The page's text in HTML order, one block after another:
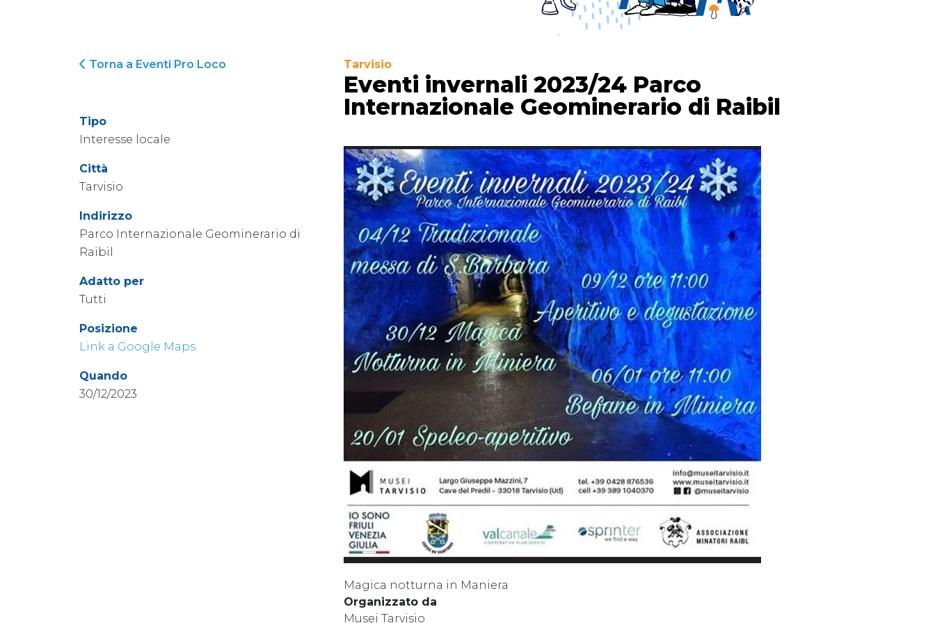
Torna a Eventi Pro Loco
Tipo
Interesse locale
Città
Tarvisio
Indirizzo
Parco Internazionale Geominerario di
Raibil
Adatto per
Tutti
Posizione
Link a Google Maps
Quando
30/12/2023
Tarvisio
Eventi invernali 2023/24 Parco
Internazionale Geominerario di Raibil
Magica notturna in Maniera
Organizzato da
Musei Tarvisio